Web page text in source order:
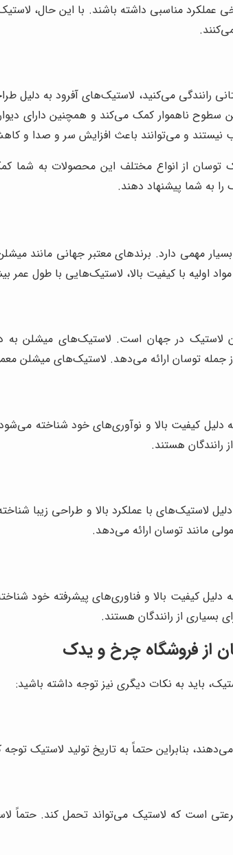
مناسبی داشته باشند. با این حال،
رانندگی می‌کنید، لاستیک‌های آفرود به دلیل
سطوح ناهموار کمک می‌کند و همچنین دارای
نیستند و می‌توانند باعث افزایش سر و صدا و
توسان از انواع مختلف این محصولات به شما
را به شما پیشنهاد دهند.
مهمی دارد. برندهای معتبر جهانی مانند
اولیه با کیفیت بالا، لاستیک‌هایی با طول
لاستیک در جهان است. لاستیک‌های میشلن
توسان ارائه می‌دهد. لاستیک‌های میشلن
دلیل کیفیت بالا و نوآوری‌های خود شناخته
رانندگان هستند.
دلیل لاستیک‌های با عملکرد بالا و طراحی زیبا
مانند توسان ارائه می‌دهد.
دلیل کیفیت بالا و فناوری‌های پیشرفته خود
بسیاری از رانندگان هستند.
از فروشگاه چرخ و یدک
باید به نکات دیگری نیز توجه داشته باشید:
تاریخ تولید لاستیک توجه کنید. لاستیک‌هایی که بیش از 3 سال از
است که لاستیک می‌تواند تحمل کند. حتماً